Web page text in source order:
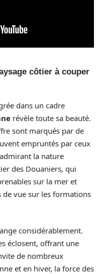
côtier à couper
dans un cadre
révèle toute sa beauté.
sont marqués par de
empruntés par ceux
la nature
des Douaniers, qui
sur la mer et
de vue sur les formations
considérablement.
éclosent, offrant une
de nombreux
et en hiver, la force des